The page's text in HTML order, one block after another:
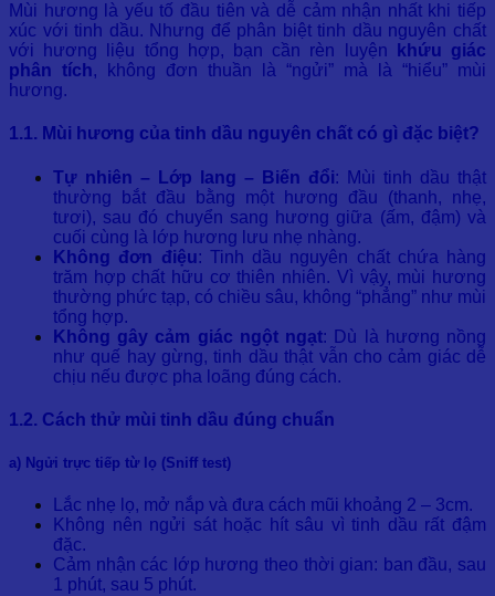
Mùi hương là yếu tố đầu tiên và dễ cảm nhận nhất khi tiếp
xúc với tinh dầu. Nhưng để phân biệt tinh dầu nguyên chất
với hương liệu tổng hợp, bạn cần rèn luyện
khứu giác
phân tích, không đơn thuần là “ngửi” mà là “hiểu” mùi
hương.
1.1. Mùi hương của tinh dầu nguyên chất có gì đặc biệt?
Tự nhiên – Lớp lang – Biến đổi: Mùi tinh dầu thật
thường bắt đầu bằng một hương đầu (thanh, nhẹ,
tươi), sau đó chuyển sang hương giữa (ấm, đậm) và
cuối cùng là lớp hương lưu nhẹ nhàng.
Không đơn điệu: Tinh dầu nguyên chất chứa hàng
trăm hợp chất hữu cơ thiên nhiên. Vì vậy, mùi hương
thường phức tạp, có chiều sâu, không “phẳng” như mùi
tổng hợp.
Không gây cảm giác ngột ngạt: Dù là hương nồng
như quế hay gừng, tinh dầu thật vẫn cho cảm giác dễ
chịu nếu được pha loãng đúng cách.
1.2. Cách thử mùi tinh dầu đúng chuẩn
a) Ngửi trực tiếp từ lọ (Sniff test)
Lắc nhẹ lọ, mở nắp và đưa cách mũi khoảng 2 – 3cm.
Không nên ngửi sát hoặc hít sâu vì tinh dầu rất đậm
đặc.
Cảm nhận các lớp hương theo thời gian: ban đầu, sau
1 phút, sau 5 phút.